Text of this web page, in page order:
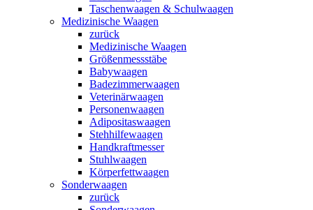
Taschenwaagen & Schulwaagen
Medizinische Waagen
zurück
Medizinische Waagen
Größenmessstäbe
Babywaagen
Badezimmerwaagen
Veterinärwaagen
Personenwaagen
Adipositaswaagen
Stehhilfewaagen
Handkraftmesser
Stuhlwaagen
Körperfettwaagen
Sonderwaagen
zurück